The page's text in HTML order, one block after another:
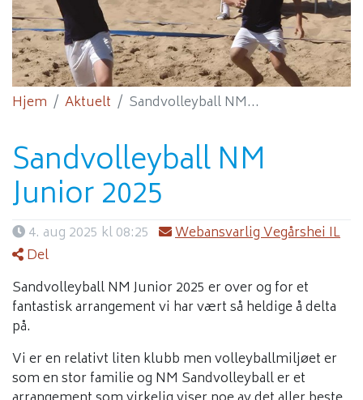
Hjem Aktuelt Sandvolleyball NM...
Sandvolleyball NM
Junior 2025
4. aug 2025 kl 08:25
Webansvarlig Vegårshei IL
Del
Sandvolleyball NM Junior 2025 er over og for et
fantastisk arrangement vi har vært så heldige å delta
på.
Vi er en relativt liten klubb men volleyballmiljøet er
som en stor familie og NM Sandvolleyball er et